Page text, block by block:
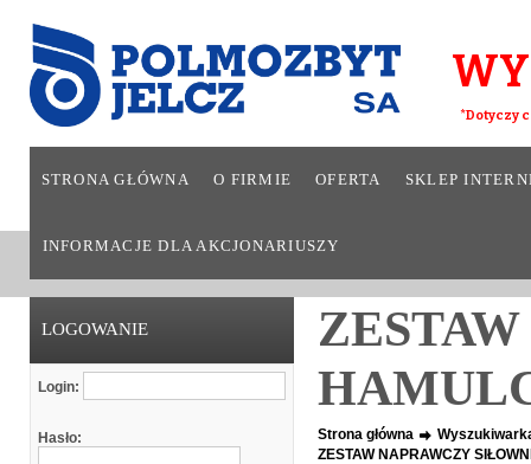
*Dotyczy
STRONA GŁÓWNA O FIRMIE OFERTA SKLEP
INFORMACJE DLA AKCJONARIUSZY
LOGOWANIE
Login:
Hasło: Strona główna
ZESTAW NAPRAWCZY